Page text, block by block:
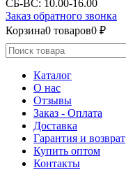
СБ-ВС: 10.00-16.00
Заказ обратного звонка
Корзина0 товаров0 ₽
Каталог
О нас
Отзывы
Заказ - Оплата
Доставка
Гарантия и возврат
Купить оптом
Контакты